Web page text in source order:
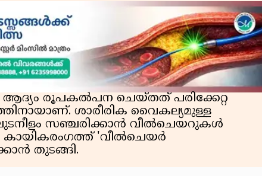
രൂപകൽപന ചെയ്തത് പരിക്കേറ്റ
ശാരീരിക വൈകല്യമുള്ള
സഞ്ചരിക്കാൻ വീൽചെയറുകൾ
കായികരംഗത്ത് 'വീൽചെയർ
തുടങ്ങി.